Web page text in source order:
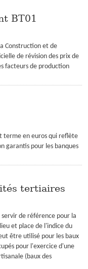
BT01
Construction et de
de révision des prix de
facteurs de production
terme en euros qui reflète
garantis pour les banques
tertiaires
de référence pour la
et place de l'indice du
être utilisé pour les baux
pour l'exercice d'une
(baux des